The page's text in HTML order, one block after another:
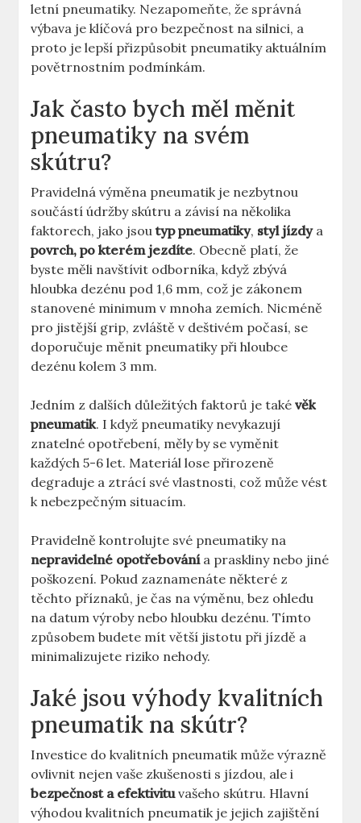
letní pneumatiky. Nezapomeňte, že správná
výbava je klíčová pro bezpečnost na silnici, a
proto je lepší přizpůsobit pneumatiky aktuálním
povětrnostním podmínkám.
Jak často bych měl měnit
pneumatiky na svém
skútru?
Pravidelná výměna pneumatik je nezbytnou
součástí údržby skútru a závisí na několika
faktorech, jako jsoutyp pneumatiky, styl jízdya
povrch, po kterém jezdíte. Obecně platí, že
byste měli navštívit odborníka, když zbývá
hloubka dezénu pod 1,6 mm, což je zákonem
stanovené minimum v mnoha zemích. Nicméně
pro jistější grip, zvláště v deštivém počasí, se
doporučuje měnit pneumatiky při hloubce
dezénu kolem 3 mm.
Jedním z dalších důležitých faktorů je takévěk
pneumatik. I když pneumatiky nevykazují
znatelné opotřebení, měly by se vyměnit
každých 5-6 let. Materiál lose přirozeně
degraduje a ztrácí své vlastnosti, což může vést
k nebezpečným situacím.
Pravidelně kontrolujte své pneumatiky na
nepravidelné opotřebovánía praskliny nebo jiné
poškození. Pokud zaznamenáte některé z
těchto příznaků, je čas na výměnu, bez ohledu
na datum výroby nebo hloubku dezénu. Tímto
způsobem budete mít větší jistotu při jízdě a
minimalizujete riziko nehody.
Jaké jsou výhody kvalitních
pneumatik na skútr?
Investice do kvalitních pneumatik může výrazně
ovlivnit nejen vaše zkušenosti s jízdou, ale i
bezpečnost a efektivituvašeho skútru. Hlavní
výhodou kvalitních pneumatik je jejich zajištění